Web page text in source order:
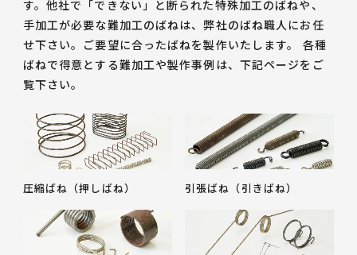
す。他社で「できない」と断られた特殊加工のばねや、
手加工が必要な難加工のばねは、弊社のばね職人にお任
せ下さい。ご要望に合ったばねを製作いたします。 各種
ばねで得意とする難加工や製作事例は、下記ページをご
覧下さい。
圧縮ばね（押しばね） 引張ばね（引きばね）